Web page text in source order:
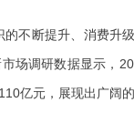
不断提升、消费升
场调研数据显示，
亿元，展现出广阔的